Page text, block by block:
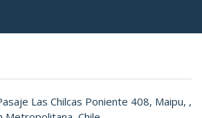
Las Chilcas Poniente 408, Maipu, ,